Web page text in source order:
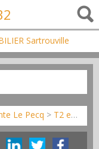
Le Pecq > T2 en vente Le Pecq